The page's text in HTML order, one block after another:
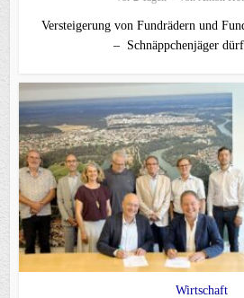
Versteigerung von Fundrädern und
– Schnäppchenjäger
Wirtschaft